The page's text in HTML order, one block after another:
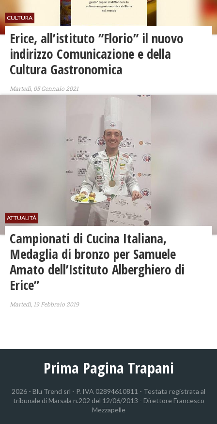
CULTURA
Erice, all’istituto “Florio” il nuovo
indirizzo Comunicazione e della
Cultura Gastronomica
Martedì, 05 Gennaio 2021
ATTUALITÀ
Campionati di Cucina Italiana,
Medaglia di bronzo per Samuele
Amato dell’Istituto Alberghiero di
Erice”
Martedì, 19 Febbraio 2019
Prima Pagina Trapani
2026 - Blu Trend srl - P. IVA 02894610811 - Testata registrata al
tribunale di Marsala n.202 del 12/06/2013 - Direttore Francesco
Mezzapelle